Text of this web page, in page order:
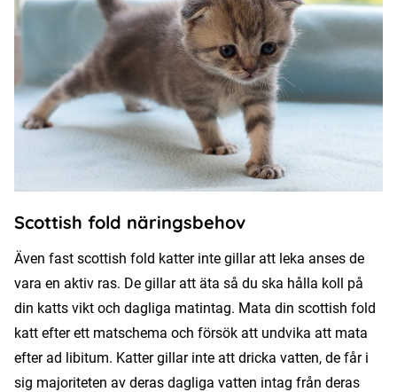
Scottish fold näringsbehov
Även fast scottish fold katter inte gillar att leka anses de
vara en aktiv ras. De gillar att äta så du ska hålla koll på
din katts vikt och dagliga matintag. Mata din scottish fold
katt efter ett matschema och försök att undvika att mata
efter ad libitum. Katter gillar inte att dricka vatten, de får i
sig majoriteten av deras dagliga vatten intag från deras